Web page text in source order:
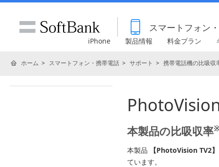
スマートフォン
iPhone 製品情報 料金プラン
ホーム スマートフォン・携帯電話 サポート 携帯電話機の比吸収
本製品の比吸収率
本製品 【PhotoVision TV2】
ています。